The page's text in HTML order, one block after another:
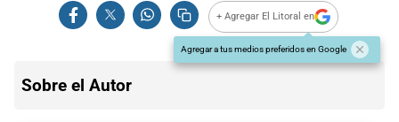
+ Agregar El Litoral en
Agregar a tus medios preferidos en Google
Sobre el Autor